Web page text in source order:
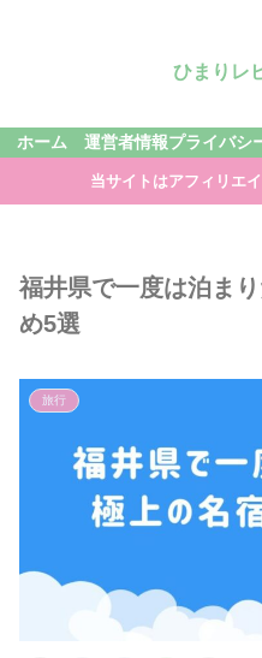
ひまりレ
ホーム 運営者情報プライバシ
当サイトはアフィリエ
福井県で一度は泊ま
め5選
旅行